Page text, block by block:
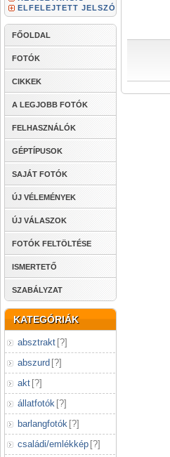
ELFELEJTETT JELSZÓ
FŐOLDAL
FOTÓK
CIKKEK
A LEGJOBB FOTÓK
FELHASZNÁLÓK
GÉPTÍPUSOK
SAJÁT FOTÓK
ÚJ VÉLEMÉNYEK
ÚJ VÁLASZOK
FOTÓK FELTÖLTÉSE
ISMERTETŐ
SZABÁLYZAT
KATEGÓRIÁK
absztrakt [?]
abszurd [?]
akt [?]
állatfotók [?]
barlangfotók [?]
családi/emlékkép [?]